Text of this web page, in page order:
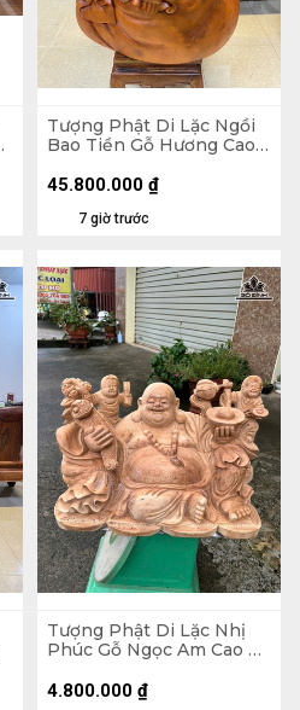
Tượng Phật Di Lặc Ngồi
Bao Tiền Gỗ Hương Cao
- 155kg
7 giờ trước
45.800.000 ₫
Tượng Phật Di Lặc Nhị
Phúc Gỗ Ngọc Am Cao 30
4.800.000 ₫